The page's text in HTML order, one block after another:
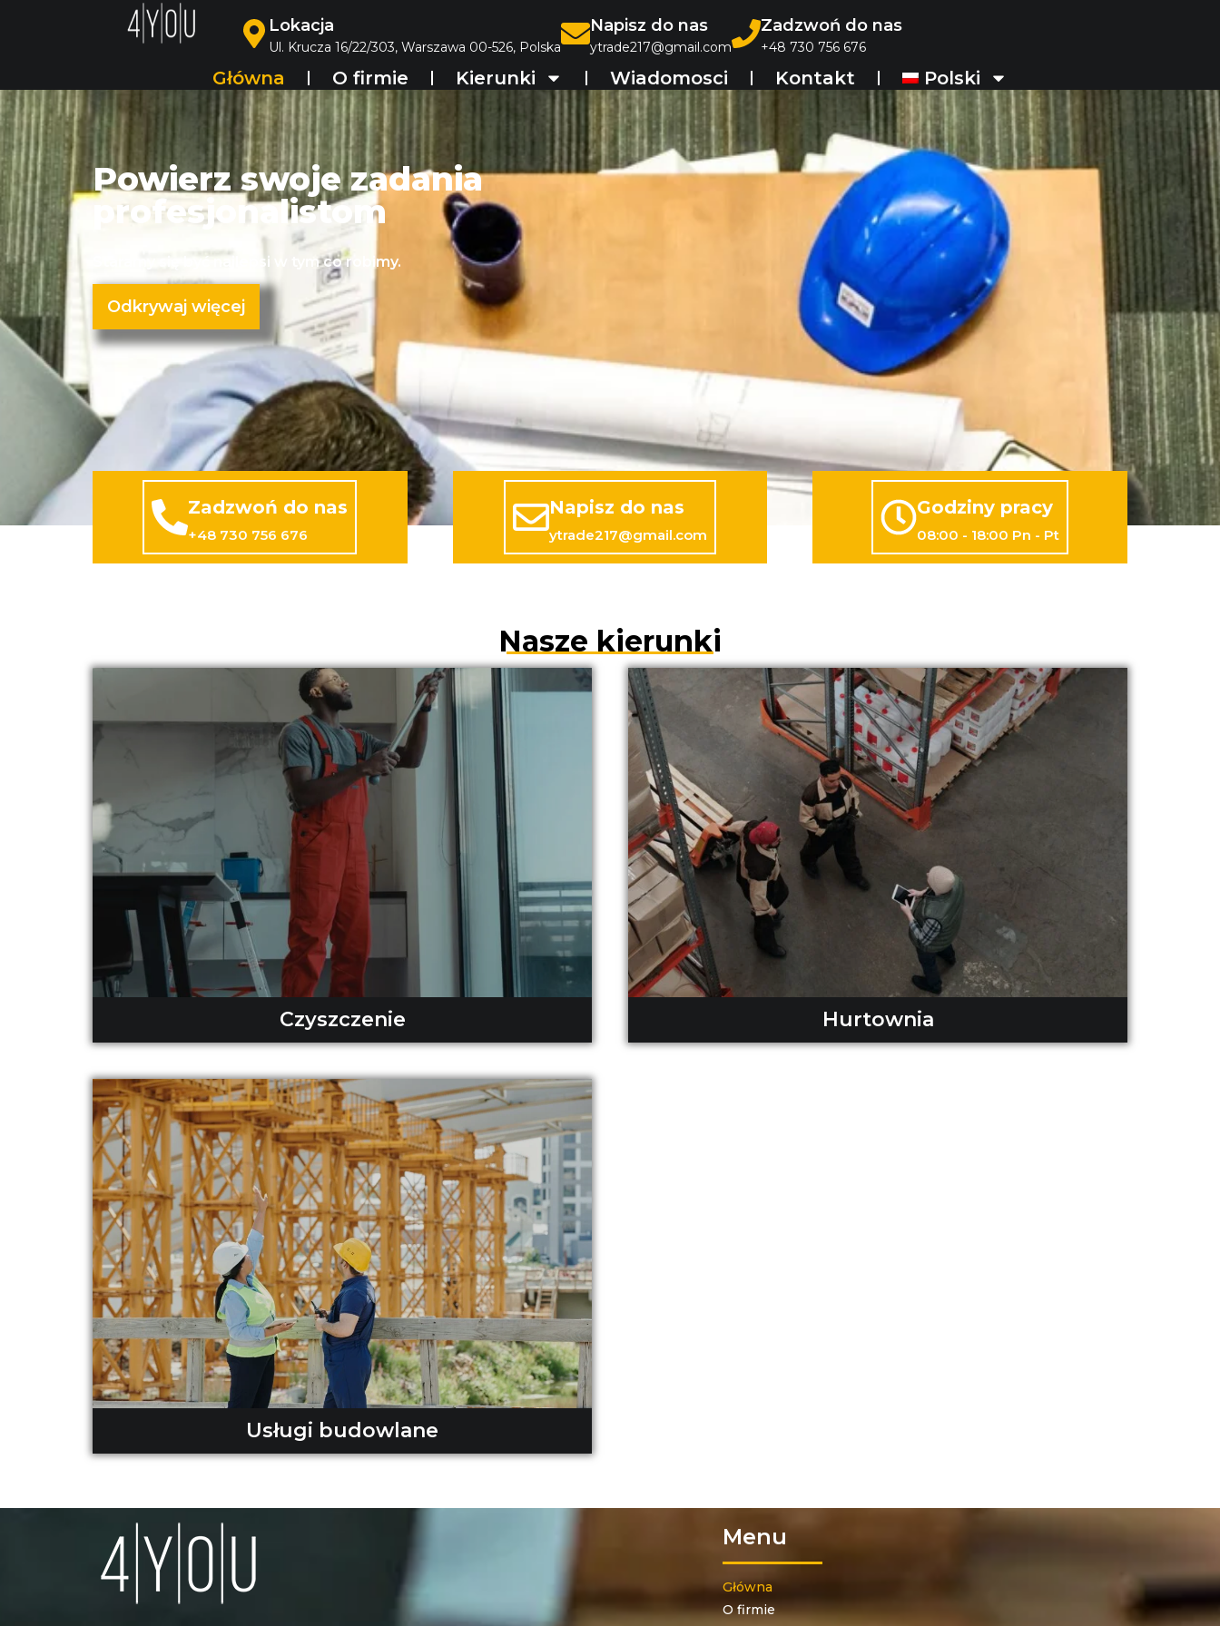
Lokacja
Ul. Krucza 16/22/303, Warszawa 00-526, Polska
Napisz do nas
ytrade217@gmail.com
Zadzwoń do nas
+48 730 756 676
Główna O firmie Kierunki Wiadomosci Kontakt Polski
Powierz swoje zadania
profesjonalistom
Staramy się być najlepsi w tym co robimy.
Odkrywaj więcej
Zadzwoń do nas
+48 730 756 676
Napisz do nas
ytrade217@gmail.com
Godziny pracy
08:00 - 18:00 Pn - Pt
Nasze kierunki
Czyszczenie Hurtownia
Usługi budowlane
Menu
Główna
O firmie